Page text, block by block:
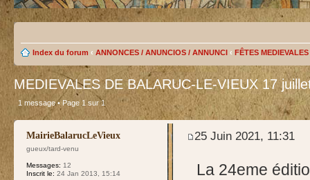
Index du forum ‹ ANNONCES / ANUNCIOS / ANNUNCI ‹ FÊTES
MEDIEVALES DE BALARUC-LE-VIEUX 17
1 message • Page 1 sur1
MairieBalarucLeVieux
gueux/tard-venu
Messages: 12
Inscrit le: 24 Jan 2013, 15:14
25 Juin 2021, 11:31
La 24eme